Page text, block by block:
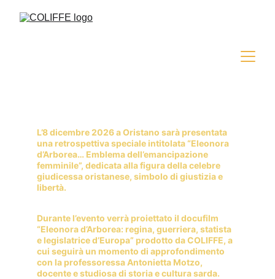
L’8 dicembre 2026 a Oristano sarà presentata
una retrospettiva speciale intitolata “Eleonora
d’Arborea… Emblema dell’emancipazione
femminile”, dedicata alla figura della celebre
giudicessa oristanese, simbolo di giustizia e
libertà.
Durante l’evento verrà proiettato il docufilm
“Eleonora d’Arborea: regina, guerriera, statista
e legislatrice d’Europa” prodotto da COLIFFE, a
cui seguirà un momento di approfondimento
con la professoressa Antonietta Motzo,
docente e studiosa di storia e cultura sarda.